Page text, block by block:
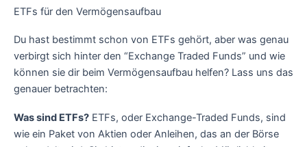
ETFs für den Vermögensaufbau
Du hast bestimmt schon von ETFs gehört, aber was genau
verbirgt sich hinter den “Exchange Traded Funds” und wie
können sie dir beim Vermögensaufbau helfen? Lass uns das
genauer betrachten:
Was sind ETFs? ETFs, oder Exchange-Traded Funds, sind
wie ein Paket von Aktien oder Anleihen, das an der Börse